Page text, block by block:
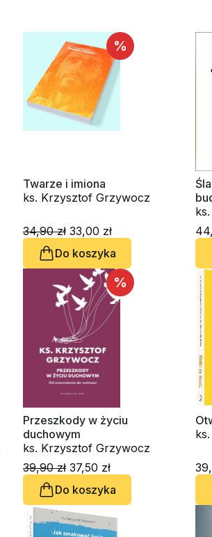
%
Twarze i imiona
ks. Krzysztof Grzywocz
34,90 zł 33,00 zł
Do koszyka
%
Przeszkody w życiu
duchowym
ks. Krzysztof Grzywocz
39,90 zł 37,50 zł
Do koszyka